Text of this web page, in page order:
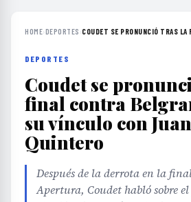
HOME›DEPORTES ›COUDET SE PRONUNCIÓ TRAS LA
DEPORTES
Coudet se
final contra
su vínculo con
Quintero
Después de la derrota en la
Apertura, Coudet habló sobre